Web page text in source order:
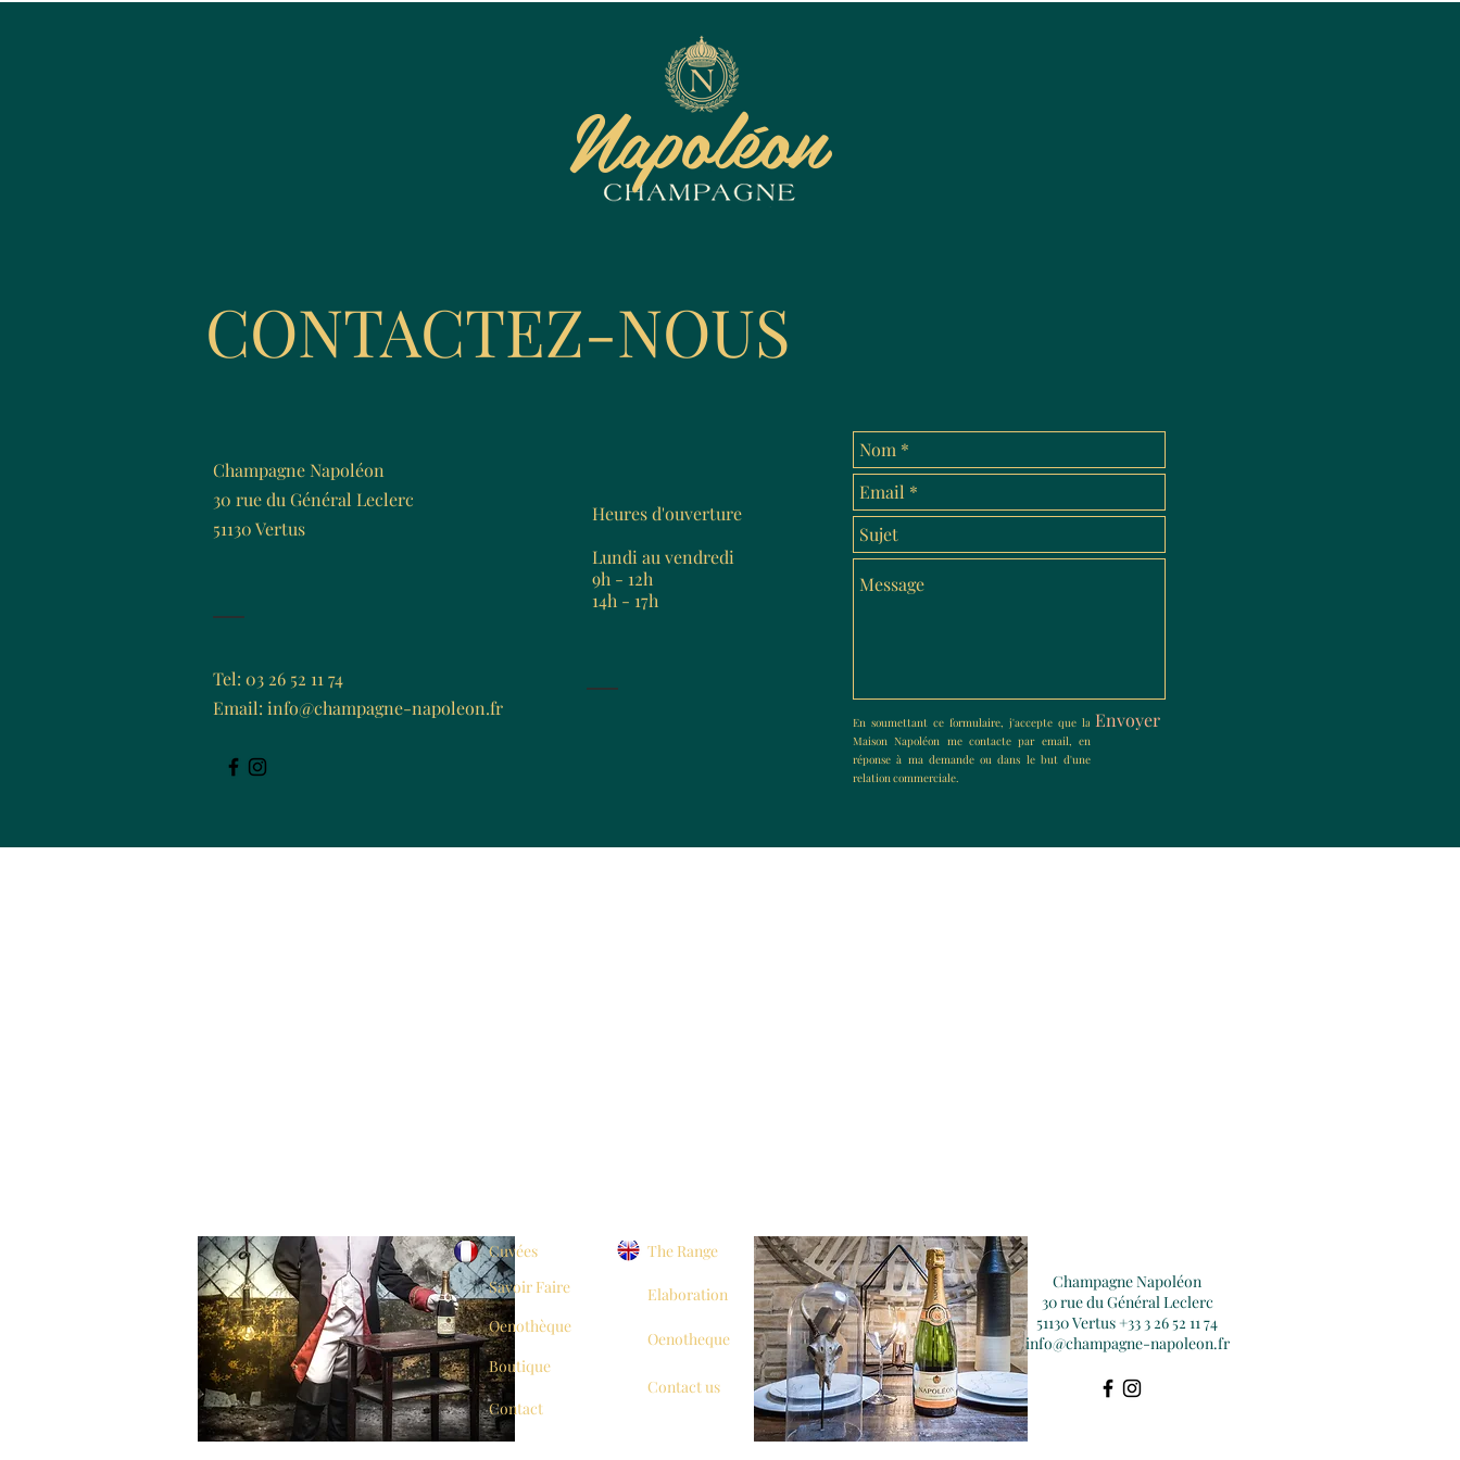
Napoléon
CONTACTEZ-NOUS
Champagne Napoléon
30 rue du Général Leclerc
51130 Vertus
Heures d'ouverture
Lundi au vendredi
9h - 12h
14h - 17h
Tel: 03 26 52 11 74
Email: info@champagne-napoleon.fr
En soumettant ce formulaire, j'accepte que la
Maison Napoléon me contacte par email, en
réponse à ma demande ou dans le but d'une
relation commerciale.
Envoyer
Cuvées
The Range
Savoir Faire
Oenothèque
Boutique
Contact
Elaboration
Oenotheque
Contact us
Champagne Napoléon
30 rue du Général Leclerc
51130 Vertus +33 3 26 52 11 74
info@champagne-napoleon.fr